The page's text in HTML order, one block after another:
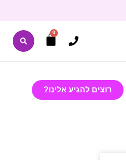
0
רוצים להגיע אלינו?